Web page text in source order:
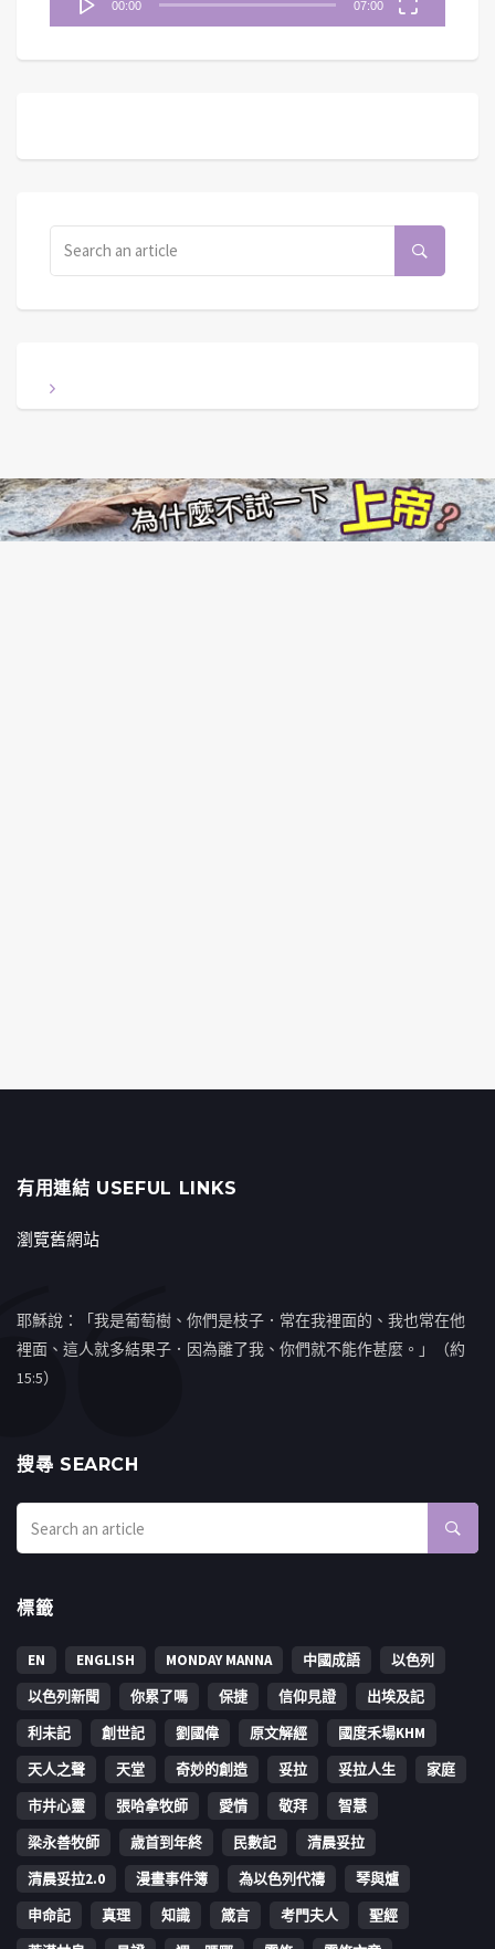
00:00 07:00
有用連結 USEFUL LINKS
瀏覽舊網站
耶穌說：「我是葡萄樹、你們是枝子．常在我裡面的、我也常在他
裡面、這人就多結果子．因為離了我、你們就不能作甚麼。」（約
15:5）
搜㝷 SEARCH
標籤
EN ENGLISH MONDAY MANNA 中國成語
以色列
以色列新聞
你累了嗎 保捷 信仰見證
出埃及記
利未記
創世記 劉國偉 原文解經
國度禾場KHM
天人之聲
天堂 奇妙的創造 妥拉 妥拉人生
家庭
市井心靈
張哈拿牧師 愛情 敬拜
智慧
梁永善牧師
歳首到年終 民數記
清晨妥拉
清晨妥拉2.0
漫畫事件簿 為以色列代禱
琴與爐
申命記
真理 知識 箴言 考門夫人
聖經